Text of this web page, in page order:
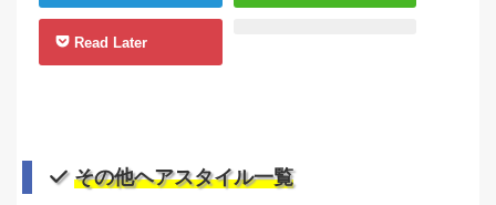
Read Later
その他ヘアスタイル一覧